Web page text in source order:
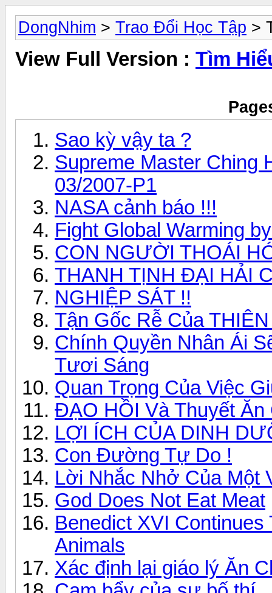
DongNhim > Trao Đổi Học Tập >
View Full Version : Tìm
Sao kỳ vậy ta ?
Supreme Master Ching
03/2007-P1
NASA cảnh báo !!!
Fight Global Warming
CON NGƯỜI THOÁI
THANH TỊNH ĐẠI HẢI
NGHIỆP SÁT !!
Tận Gốc Rễ Của
Chính Quyền Nhân Ái
Tươi Sáng
Quan Trọng Của Việc
ĐẠO HỒI Và Thuyết Ăn
LỢI ÍCH CỦA DINH
Con Đường Tự Do !
Lời Nhắc Nhở Của Một
God Does Not Eat Meat
Benedict XVI
Animals
Xác định lại giáo lý Ăn